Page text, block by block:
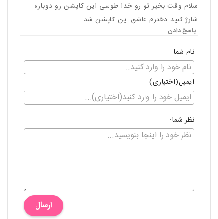
سلام وقت بخیر تو رو خدا طوسی این کاپشن رو دوباره
شارژ کنید دخترم عاشق این کاپشن شد
پاسخ دادن
نام شما
ایمیل(اختیاری)
نظر شما:
ارسال